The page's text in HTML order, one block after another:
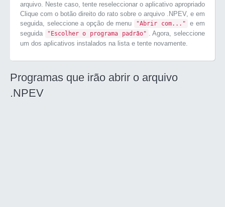
arquivo. Neste caso, tente reseleccionar o aplicativo apropriado
Clique com o botão direito do rato sobre o arquivo .NPEV, e em
seguida, seleccione a opção de menu
"Abrir com..."
e em
seguida
"Escolher o programa padrão" . Agora, seleccione
um dos aplicativos instalados na lista e tente novamente.
Programas que irão abrir o arquivo
.NPEV